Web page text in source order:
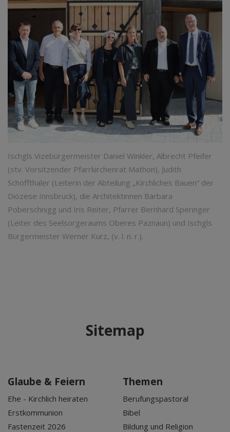
Ischgls Vizebürgermeister Daniel Winkler, Albrecht Pfeifer
(stv. Vorsitzender Pfarrkirchenrat Mathon), Judith
Schöffthaler (Leiterin der Abteilung „Kirchliches Bauen“ der
Diözese Innsbruck), die Architektinnen Barbara
Poberschnigg und Iris Reiter, Pfarrer Bernhard Speringer
(Leiter des Seelsorgeraums Oberes Paznaun) und Ischgls
Bürgermeister Werner Kurz, (v. l. n. r.).
Sitemap
Glaube & Feiern
Ehe - Kirchlich heiraten
Erstkommunion
Fastenzeit 2026
Themen
Berufungspastoral
Bibel
Bildung und Religion